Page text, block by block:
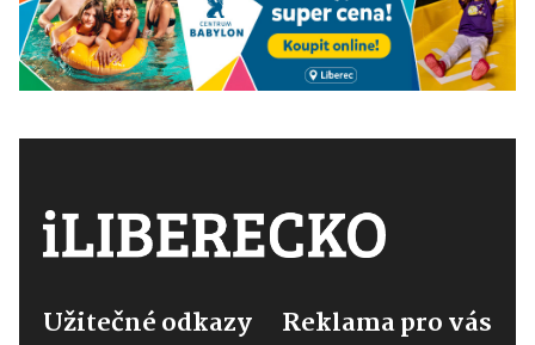
Užitečné odkazy Reklama pro vás